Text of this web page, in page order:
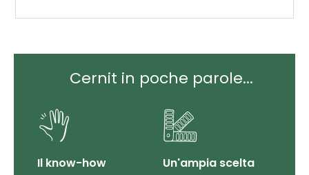
Cernit in poche parole...
Il know-how Un'ampia scelta